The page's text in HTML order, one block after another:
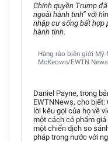
Chính quyền Trump
ngoài hành tinh” với
nhập cư sống bất hợp
hành tinh.
Hàng rào biên giới
McKeown/EWTN News
Daniel Payne, trong
EWTNNews, cho
lời kêu gọi của họ về
một cách có phẩm
một chiến dịch so
pháp trong nước với